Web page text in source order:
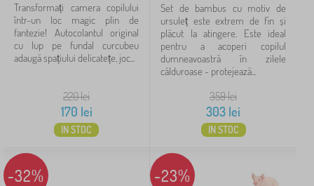
Transformați camera copilului
într-un loc magic plin de
fantezie! Autocolantul original
cu lup pe fundal curcubeu
adaugă spațiului delicatețe, joc...
220lei
170 lei
IN STOC
Set de bambus cu motiv de
ursuleț este extrem de fin și
plăcut la atingere. Este ideal
pentru a acoperi copilul
dumneavoastră în zilele
călduroase - protejează...
359lei
303 lei
IN STOC
-32% -23%